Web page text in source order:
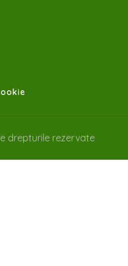
drepturile rezervate